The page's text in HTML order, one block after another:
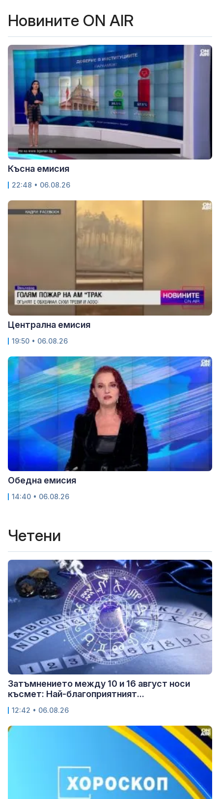
Новините ON AIR
Късна емисия
22:48 • 06.08.26
Централна емисия
19:50 • 06.08.26
Обедна емисия
14:40 • 06.08.26
Четени
Затъмнението между 10 и 16 август носи
късмет: Най-благоприятният...
12:42 • 06.08.26